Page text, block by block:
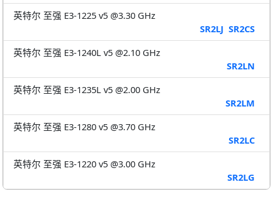
英特尔 至强 E3-1225 v5 @3.30 GHz
SR2LJ SR2CS
英特尔 至强 E3-1240L v5 @2.10 GHz
SR2LN
英特尔 至强 E3-1235L v5 @2.00 GHz
SR2LM
英特尔 至强 E3-1280 v5 @3.70 GHz
SR2LC
英特尔 至强 E3-1220 v5 @3.00 GHz
SR2LG